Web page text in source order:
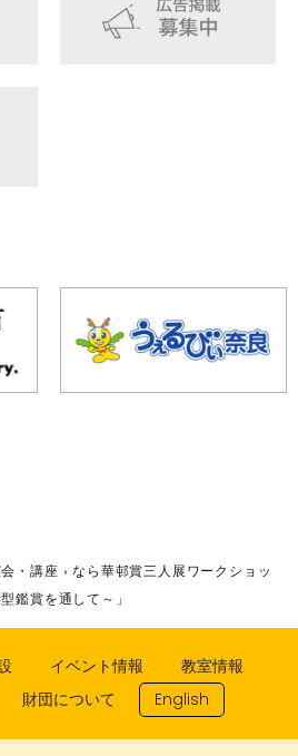
・講座 › なら華邨賞三人展ワークショッ
鑑賞を通して～」
イベント情報
教室情報
財団について English